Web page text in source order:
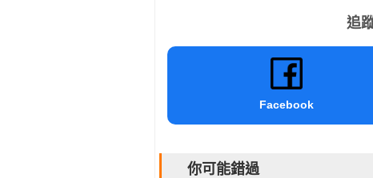
追
Facebook
你可能錯過